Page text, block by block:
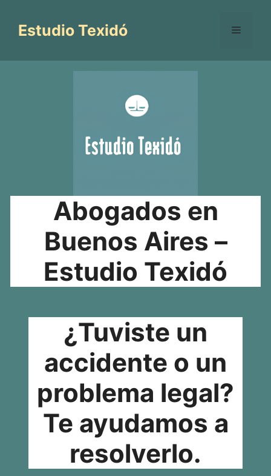
contenido
Estudio Texidó Menú
Abogados en
Buenos Aires –
Estudio Texidó
¿Tuviste un
accidente o un
problema legal?
Te ayudamos a
resolverlo.